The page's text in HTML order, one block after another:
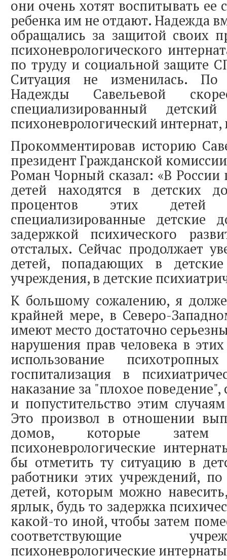
они очень хотят воспитывать ее
ребенка им не отдают. Надежда
обращались за защитой своих
психоневрологического
по труду и социальной защите
Ситуация не изменилась. По
Надежды Савельевой
специализированный
психоневрологический интернат,
Прокомментировав историю
президент Гражданской
Роман Чорный сказал: «В России
детей находятся в детских
процентов этих
специализированные детские
задержкой психического
отсталых. Сейчас продолжает
детей, попадающих в детские
учреждения, в детские
К большому сожалению, я
крайней мере, в Северо-
имеют место достаточно
нарушения прав человека в
использование
госпитализация в
наказание за "плохое
и попустительство этим
Это произвол в отношении
домов, которые
психоневрологические
бы отметить ту ситуацию в
работники этих учреждений,
детей, которым можно
ярлык, будь то задержка
какой-то иной, чтобы затем
соответствующие
психоневрологические